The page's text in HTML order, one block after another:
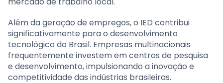
Além da geração de empregos, o IED contribui
significativamente para o desenvolvimento
tecnológico do Brasil. Empresas multinacionais
frequentemente investem em centros de pesquisa
e desenvolvimento, impulsionando a inovação e
competitividade das indústrias brasileiras.